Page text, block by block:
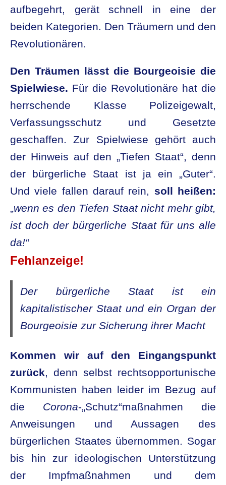
aufbegehrt, gerät schnell in eine der
beiden Kategorien. Den Träumern und den
Revolutionären.
Den Träumen lässt die Bourgeoisie die
Spielwiese. Für die Revolutionäre hat die
herrschende Klasse Polizeigewalt,
Verfassungsschutz und Gesetzte
geschaffen. Zur Spielwiese gehört auch
der Hinweis auf den „Tiefen Staat“, denn
der bürgerliche Staat ist ja ein „Guter“.
Und viele fallen darauf rein, soll heißen:
„wenn es den Tiefen Staat nicht mehr gibt,
ist doch der bürgerliche Staat für uns alle
da!“
Fehlanzeige!
Der bürgerliche Staat ist ein
kapitalistischer Staat und ein Organ der
Bourgeoisie zur Sicherung ihrer Macht
Kommen wir auf den Eingangspunkt
zurück, denn selbst rechtsopportunische
Kommunisten haben leider im Bezug auf
die Corona-„Schutz“maßnahmen die
Anweisungen und Aussagen des
bürgerlichen Staates übernommen. Sogar
bis hin zur ideologischen Unterstützung
der Impfmaßnahmen und dem